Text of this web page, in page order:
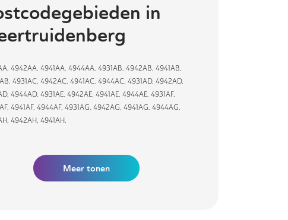
in
, 4942AA, 4941AA, 4944AA, 4931AB, 4942AB, 4941AB,
, 4931AC, 4942AC, 4941AC, 4944AC, 4931AD, 4942AD,
, 4944AD, 4931AE, 4942AE, 4941AE, 4944AE, 4931AF,
, 4941AF, 4944AF, 4931AG, 4942AG, 4941AG, 4944AG,
, 4942AH, 4941AH,
Meer tonen